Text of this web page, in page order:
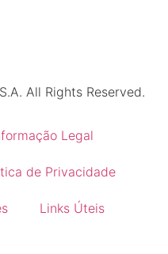
All Rights Reserved.
Legal
de Privacidade
Links Úteis